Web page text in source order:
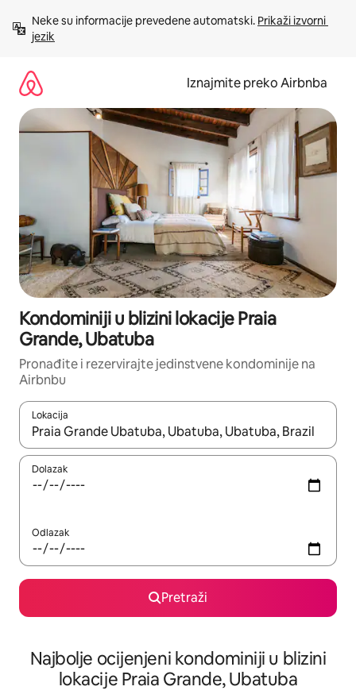
sadržaj
Neke su informacije prevedene automatski. Prikaži izvorni
jezik
Iznajmite preko Airbnba
Kondominiji u blizini lokacije Praia
Grande, Ubatuba
Pronađite i rezervirajte jedinstvene kondominije na
Airbnbu
Lokacija
Kada budu dostupni rezultati, moći ćete ih pregledati
Dolazak
Odlazak
Pretraži
Najbolje ocijenjeni kondominiji u blizini
lokacije Praia Grande, Ubatuba